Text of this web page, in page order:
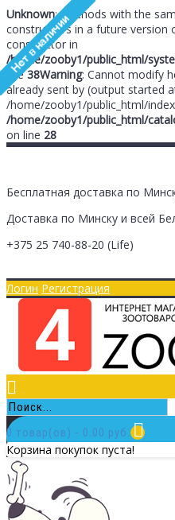
Unknown: Methods with the
constructors in a future version
constructor in
/home/zooby1/public_html/
line38Warning: Cannot modify
already sent by (output started
/home/zooby1/public_html/
/home/zooby1/public_html/
on line 28
Бесплатная доставка по
Доставка по Минску и всей
+375 25 740-88-20 (Life)
Логин Регистрация
0 товар(ов) - 0.00 руб.
Корзина покупок пуста!